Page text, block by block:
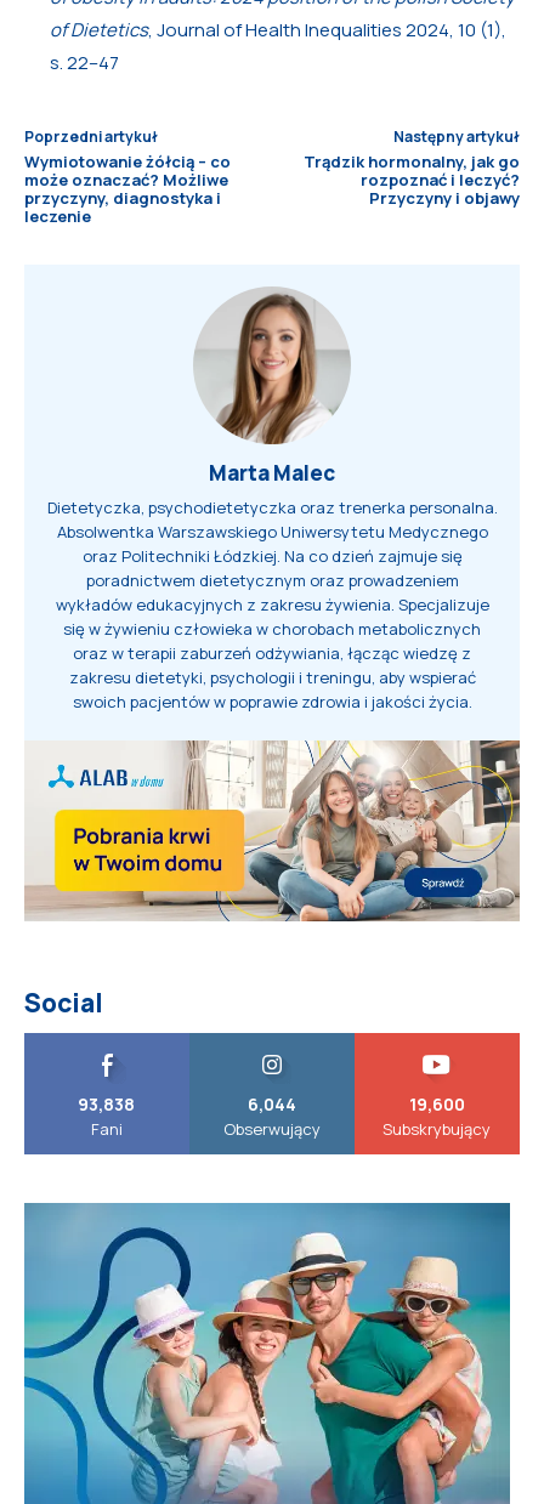
of Dietetics, Journal of Health Inequalities 2024, 10 (1),
s. 22–47
Poprzedni artykuł
Wymiotowanie żółcią – co
może oznaczać? Możliwe
przyczyny, diagnostyka i
leczenie
Następny artykuł
Trądzik hormonalny, jak go
rozpoznać i leczyć?
Przyczyny i objawy
Marta Malec
Dietetyczka, psychodietetyczka oraz trenerka personalna.
Absolwentka Warszawskiego Uniwersytetu Medycznego
oraz Politechniki Łódzkiej. Na co dzień zajmuje się
poradnictwem dietetycznym oraz prowadzeniem
wykładów edukacyjnych z zakresu żywienia. Specjalizuje
się w żywieniu człowieka w chorobach metabolicznych
oraz w terapii zaburzeń odżywiania, łącząc wiedzę z
zakresu dietetyki, psychologii i treningu, aby wspierać
swoich pacjentów w poprawie zdrowia i jakości życia.
Social
93,838
Fani
6,044
Obserwujący
19,600
Subskrybujący